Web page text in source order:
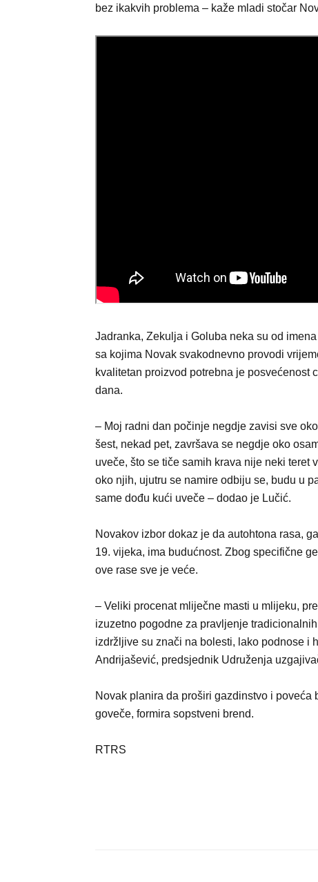
bez ikakvih problema – kaže mladi stočar
Јadranka, Zekulja i Goluba neka su od
sa kojima Novak svakodnevno provodi
kvalitetan proizvod potrebna je posvećenost
dana.
– Moj radni dan počinje negdje zavisi sve
šest, nekad pet, završava se negdje oko
uveče, što se tiče samih krava nije neki teret
oko njih, ujutru se namire odbiju se, budu u
same dođu kući uveče – dodao je Lučić.
Novakov izbor dokaz je da autohtona rasa,
19. vijeka, ima budućnost. Zbog specifične
ove rase sve je veće.
– Veliki procenat mliječne masti u mlijeku,
izuzetno pogodne za pravljenje
izdržljive su znači na bolesti, lako podnose i
Andrijašević, predsjednik Udruženja
Novak planira da proširi gazdinstvo i
goveče, formira sopstveni brend.
RTRS